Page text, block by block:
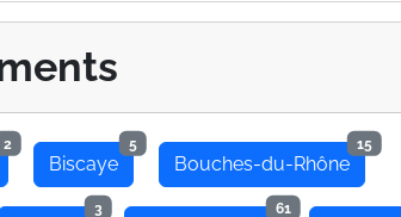
2
Biscaye
5
Bouches-du-Rhône
15
3 61